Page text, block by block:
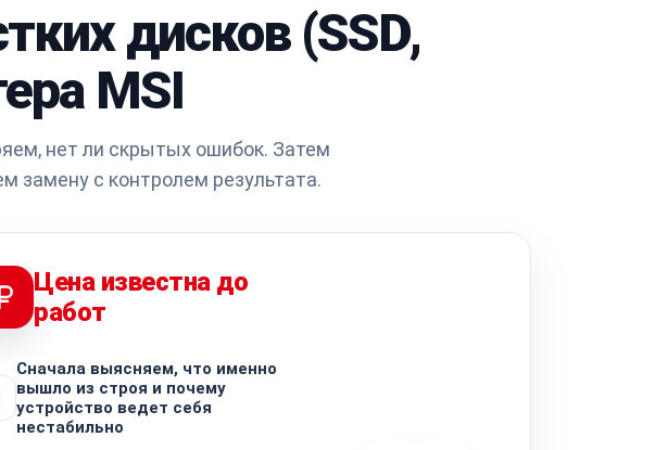
дисков (SSD,
MSI
нет ли скрытых ошибок. Затем
замену с контролем результата.
Цена известна до
работ
Сначала выясняем, что именно
вышло из строя и почему
устройство ведет себя
нестабильно